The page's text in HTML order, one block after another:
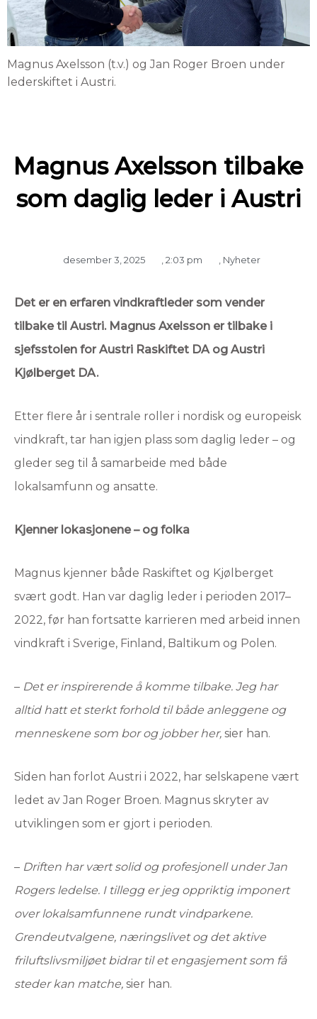
Magnus Axelsson (t.v.) og Jan Roger Broen under
lederskiftet i Austri.
Magnus Axelsson tilbake
som daglig leder i Austri
desember 3, 2025 2:03 pm Nyheter
Det er en erfaren vindkraftleder som vender
tilbake til Austri. Magnus Axelsson er tilbake i
sjefsstolen for Austri Raskiftet DA og Austri
Kjølberget DA.
Etter flere år i sentrale roller i nordisk og europeisk
vindkraft, tar han igjen plass som daglig leder – og
gleder seg til å samarbeide med både
lokalsamfunn og ansatte.
Kjenner lokasjonene – og folka
Magnus kjenner både Raskiftet og Kjølberget
svært godt. Han var daglig leder i perioden 2017–
2022, før han fortsatte karrieren med arbeid innen
vindkraft i Sverige, Finland, Baltikum og Polen.
– Det er inspirerende å komme tilbake. Jeg har
alltid hatt et sterkt forhold til både anleggene og
menneskene som bor og jobber her, sier han.
Siden han forlot Austri i 2022, har selskapene vært
ledet av Jan Roger Broen. Magnus skryter av
utviklingen som er gjort i perioden.
– Driften har vært solid og profesjonell under Jan
Rogers ledelse. I tillegg er jeg oppriktig imponert
over lokalsamfunnene rundt vindparkene.
Grendeutvalgene, næringslivet og det aktive
friluftslivsmiljøet bidrar til et engasjement som få
steder kan matche, sier han.